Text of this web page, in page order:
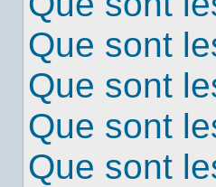
Que sont
Que sont
Que sont
Que sont